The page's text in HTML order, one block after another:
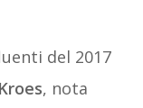
del 2017
, nota